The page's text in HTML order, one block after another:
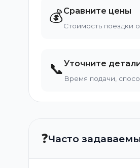
💰Сравните цены
Стоимость поездки
📞Уточните
Время подачи,
❓Часто